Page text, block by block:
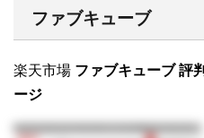
ファブキューブ
楽天市場 ファブキューブ 評
ージ